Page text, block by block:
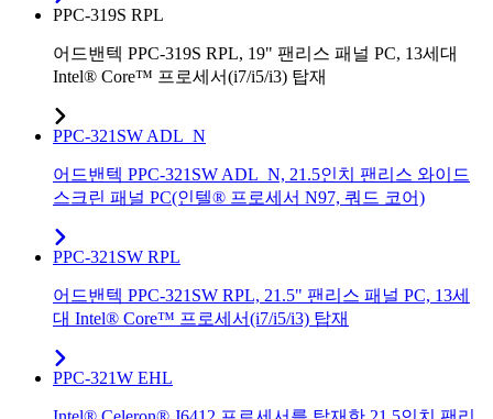
PPC-319S RPL
어드밴텍 PPC-319S RPL, 19" 팬리스 패널 PC, 13세대
Intel® Core™ 프로세서(i7/i5/i3) 탑재
PPC-321SW ADL_N
어드밴텍 PPC-321SW ADL_N, 21.5인치 팬리스 와이드
스크린 패널 PC(인텔® 프로세서 N97, 쿼드 코어)
PPC-321SW RPL
어드밴텍 PPC-321SW RPL, 21.5" 팬리스 패널 PC, 13세
대 Intel® Core™ 프로세서(i7/i5/i3) 탑재
PPC-321W EHL